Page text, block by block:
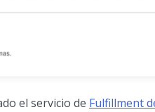
el servicio de Fulfillment